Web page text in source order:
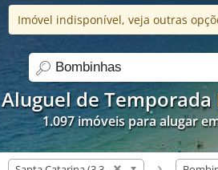
Aluguel de Temporada
1.097 imóveis para alugar
search
Ajuda
Imóvel indisponível, veja outras